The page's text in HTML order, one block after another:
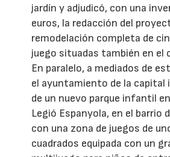
jardín y adjudicó, con una
euros, la redacción del
remodelación completa de
juego situadas también en el
En paralelo, a mediados de
el ayuntamiento de la capital
de un nuevo parque infantil
Legió Espanyola, en el barrio
con una zona de juegos de
cuadrados equipada con un